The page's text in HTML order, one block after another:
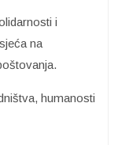
i
na
humanosti